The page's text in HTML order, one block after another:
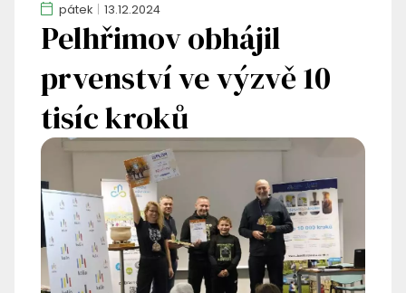
pátek 13.12.2024
Pelhřimov obhájil
prvenství ve výzvě 10
tisíc kroků